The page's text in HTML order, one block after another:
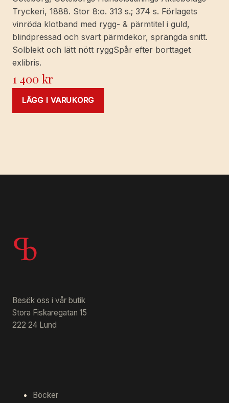
Tryckeri, 1888. Stor 8:o. 313 s.; 374 s. Förlagets
vinröda klotband med rygg- & pärmtitel i guld,
blindpressad och svart pärmdekor, sprängda snitt.
Solblekt och lätt nött ryggSpår efter borttaget
exlibris.
1 400kr
LÄGG I VARUKORG
Besök oss i vår butik
Stora Fiskaregatan 15
222 24 Lund
Böcker